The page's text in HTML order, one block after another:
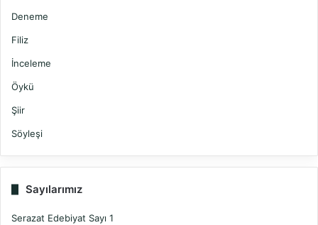
Deneme
Filiz
İnceleme
Öykü
Şiir
Söyleşi
Sayılarımız
Serazat Edebiyat Sayı 1